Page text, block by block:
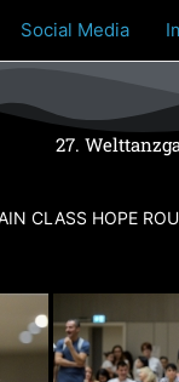
Social Media
27.
CLASS HOPE